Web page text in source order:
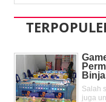
Salah
juga